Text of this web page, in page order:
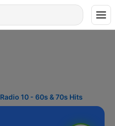
Radio 10 - 60s & 70s Hits